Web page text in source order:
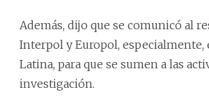
Además, dijo que se comunicó al
Interpol y Europol, especialmente,
Latina, para que se sumen a las
investigación.